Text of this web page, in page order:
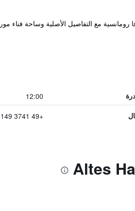
بلاوين. ويقدم غرفا رومانسية مع التفاصيل الأصلية وساحة
12:00
+49 3741 149 699